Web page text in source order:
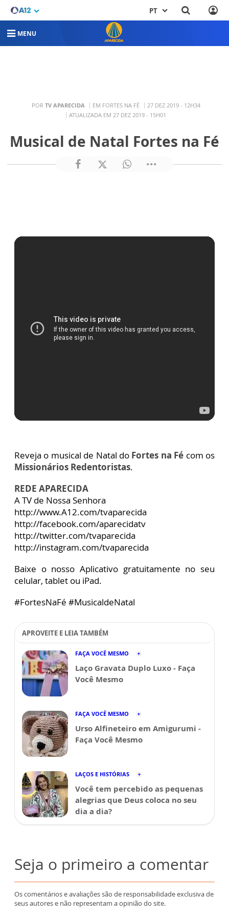
PT
MENU
POR TV APARECIDA EM FORTES NA FÉ
27 DEZ 2019 - 12H34
ATUALIZADA EM 27 DEZ 2019 - 15H01
Musical de Natal Fortes na Fé
Reveja o musical de Natal do Fortes na Fé com os
Missionários Redentoristas.
REDE APARECIDA
A TV de Nossa Senhora
http://www.A12.com/tvaparecida
http://facebook.com/aparecidatv
http://twitter.com/tvaparecida
http://instagram.com/tvaparecida
Baixe o nosso Aplicativo gratuitamente no seu
celular, tablet ou iPad.
#FortesNaFé #MusicaldeNatal
APROVEITE E LEIA TAMBÉM
FAÇA VOCÊ MESMO
Laço Gravata Duplo Luxo - Faça
Você Mesmo
FAÇA VOCÊ MESMO
Urso Alfineteiro em Amigurumi -
Faça Você Mesmo
LAÇOS E HISTÓRIAS
Você tem percebido as pequenas
alegrias que Deus coloca no seu
dia a dia?
Seja o primeiro a comentar
Os comentários e avaliações são de responsabilidade exclusiva de
seus autores e não representam a opinião do site.